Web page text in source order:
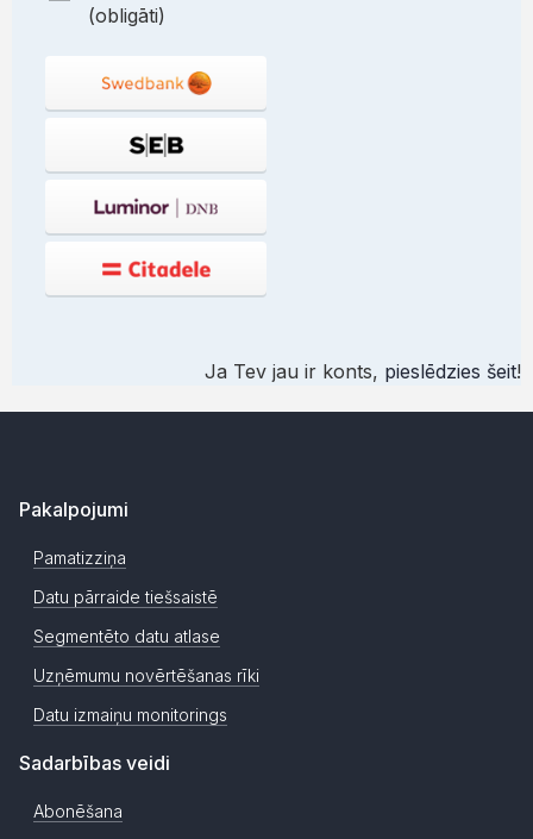
(obligāti)
Ja Tev jau ir konts, pieslēdzies šeit!
Pakalpojumi
Pamatizziņa
Datu pārraide tiešsaistē
Segmentēto datu atlase
Uzņēmumu novērtēšanas rīki
Datu izmaiņu monitorings
Sadarbības veidi
Abonēšana